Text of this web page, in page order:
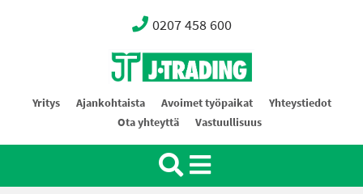
0207 458 600
Oy J-Trading Ab
Yritys Ajankohtaista Avoimet työpaikat
Yhteystiedot
Ota yhteyttä
Vastuullisuus